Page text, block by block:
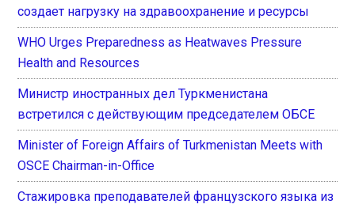
создает нагрузку на здравоохранение и ресурсы
WHO Urges Preparedness as Heatwaves Pressure
Health and Resources
Министр иностранных дел Туркменистана
встретился с действующим председателем ОБСЕ
Minister of Foreign Affairs of Turkmenistan Meets with
OSCE Chairman-in-Office
Стажировка преподавателей французского языка из